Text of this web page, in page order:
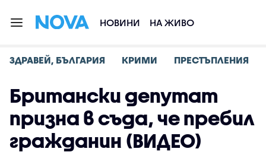
НОВИНИ НА ЖИВО
ЗДРАВЕЙ, БЪЛГАРИЯ КРИМИ ПРЕСТЪПЛЕНИЯ
Британски депутат
призна в съда, че пребил
гражданин (ВИДЕО)